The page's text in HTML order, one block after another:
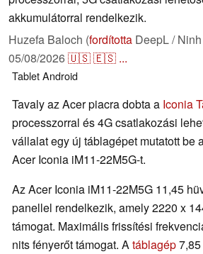
akkumulátorral rendelkezik.
Huzefa Baloch (fordította DeepL /
05/08/2026🇺🇸🇪🇸 ...
TabletAndroid
Tavaly az Acer piacra dobta a Iconia
processzorral és 4G csatlakozási
vállalat egy új táblagépet mutatott be
Acer Iconia iM11-22M5G-t.
Az Acer Iconia iM11-22M5G 11,45
panellel rendelkezik, amely 2220 x
támogat. Maximális frissítési
nits fényerőt támogat. Atáblagép